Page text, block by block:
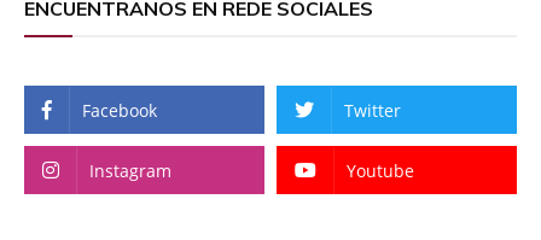
ENCUENTRANOS EN REDE SOCIALES
Facebook Twitter
Instagram Youtube